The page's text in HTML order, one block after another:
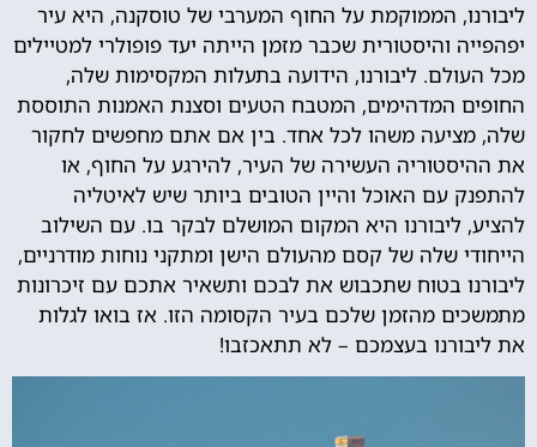
ליבורנו, הממוקמת על החוף המערבי של טוסקנה, היא עיר
יפהפייה והיסטורית שכבר מזמן הייתה יעד פופולרי למטיילים
מכל העולם. ליבורנו, הידועה בתעלות המקסימות שלה,
החופים המדהימים, המטבח הטעים וסצנת האמנות התוססת
שלה, מציעה משהו לכל אחד. בין אם אתם מחפשים לחקור
את ההיסטוריה העשירה של העיר, להירגע על החוף, או
להתפנק עם האוכל והיין הטובים ביותר שיש לאיטליה
להציע, ליבורנו היא המקום המושלם לבקר בו. עם השילוב
הייחודי שלה של קסם מהעולם הישן ומתקני נוחות מודרניים,
ליבורנו בטוח שתכבוש את לבכם ותשאיר אתכם עם זיכרונות
מתמשכים מהזמן שלכם בעיר הקסומה הזו. אז בואו לגלות
את ליבורנו בעצמכם – לא תתאכזבו!